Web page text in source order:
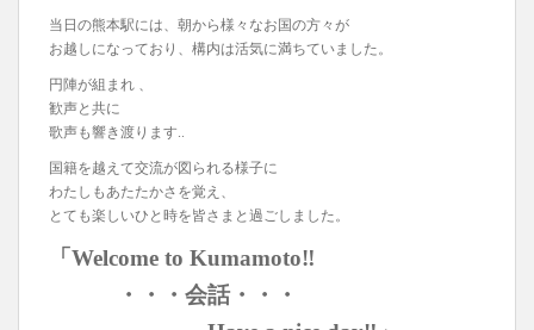
当日の熊本駅には、朝から様々なお国の方々が
お越しになっており、構内は活気に満ちていました。
円陣が組まれ 、
歓声と共に
歌声も響き渡ります..
国籍を越えて交流が図られる様子に
わたしもあたたかさを覚え、
とても楽しいひと時を皆さまと過ごしました。
「Welcome to Kumamoto‼︎
・・・会話・・・